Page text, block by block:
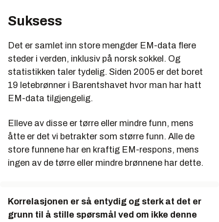
Suksess
Det er samlet inn store mengder EM-data flere
steder i verden, inklusiv på norsk sokkel. Og
statistikken taler tydelig. Siden 2005 er det boret
19 letebrønner i Barentshavet hvor man har hatt
EM-data tilgjengelig.
Elleve av disse er tørre eller mindre funn, mens
åtte er det vi betrakter som større funn. Alle de
store funnene har en kraftig EM-respons, mens
ingen av de tørre eller mindre brønnene har dette.
Korrelasjonen er så entydig og sterk at det er
grunn til å stille spørsmål ved om ikke denne